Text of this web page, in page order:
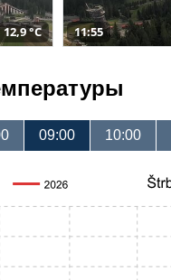
12,9 °C 11:55
09:00 10:00